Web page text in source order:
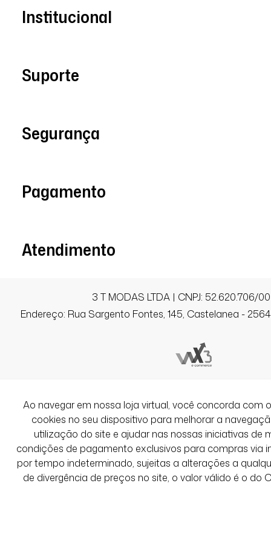
Institucional
Suporte
Segurança
Pagamento
Atendimento
3 T MODAS LTDA | CNPJ: 52.620.706/
Endereço: Rua Sargento Fontes, 145, Castelanea -
Ao navegar em nossa loja virtual, você concorda com
cookies no seu dispositivo para melhorar a
utilização do site e ajudar nas nossas iniciativas de
condições de pagamento exclusivos para compras via
por tempo indeterminado, sujeitas a alterações a
de divergência de preços no site, o valor válido é o do